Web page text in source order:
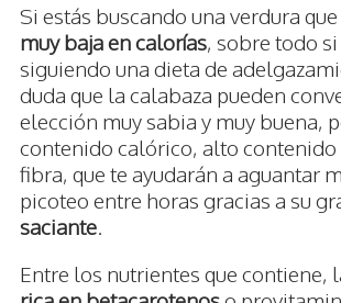
Si estás buscando una verdura
muy baja en calorías, sobre todo si
siguiendo una dieta de
duda que la calabaza pueden
elección muy sabia y muy buena,
contenido calórico, alto contenido
fibra, que te ayudarán a aguantar
picoteo entre horas gracias a su
saciante.
Entre los nutrientes que contiene,